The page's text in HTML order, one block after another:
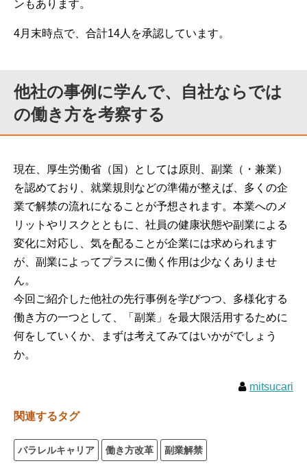
ンもあります。
4月末時点で、合計14人を承認しています。
他社の事例に学んで、自社ならでは
の働き方を考察する
現在、厚生労働省（国）としては原則、副業（・兼業）
を認めており、就業規則などの準備が整えば、多くの企
業で解禁の流れになることが予想されます。本業へのメ
リットやリスクとともに、社員の健康状態や副業による
変化に対応し、気を配ることが企業には求められます
が、副業によってプラスに働く作用は少なくありませ
ん。
今回ご紹介した他社の先行事例を学びつつ、多様化する
働き方の一つとして、「副業」を最大限活用するために
何をしていくか、まずは考えてみてはいかがでしょう
か。
mitsucari
関連するタグ
パラレルキャリア 働き方改革 副業解禁